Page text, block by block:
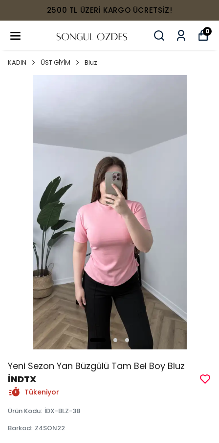
2500 TL ÜZERİ KARGO ÜCRETSİZ!
0
KADIN ÜST GİYİM Bluz
Yeni Sezon Yan Büzgülü Tam Bel Boy Bluz
İNDTX
Tükeniyor
Ürün Kodu: İDX-BLZ-38
Barkod: Z4SON22